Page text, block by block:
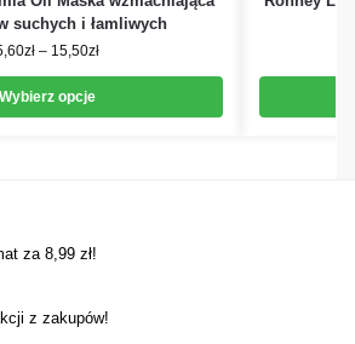
suchych i łamliwych
zł – 15,50zł
Wybierz opcje
za 8,99 zł!
z zakupów!